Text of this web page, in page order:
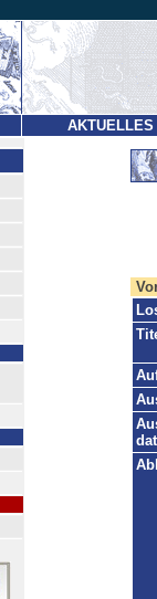
AKTUELLES